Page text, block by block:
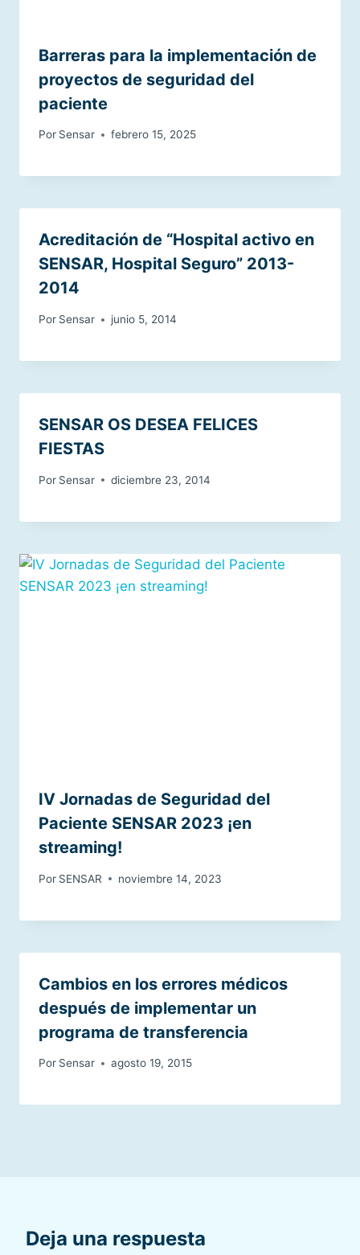
Barreras para la implementación de
proyectos de seguridad del
paciente
Por Sensar febrero 15, 2025
Acreditación de “Hospital activo en
SENSAR, Hospital Seguro” 2013-
2014
Por Sensar junio 5, 2014
SENSAR OS DESEA FELICES
FIESTAS
Por Sensar diciembre 23, 2014
IV Jornadas de Seguridad del
Paciente SENSAR 2023 ¡en
streaming!
Por SENSAR noviembre 14, 2023
Cambios en los errores médicos
después de implementar un
programa de transferencia
Por Sensar agosto 19, 2015
Deja una respuesta